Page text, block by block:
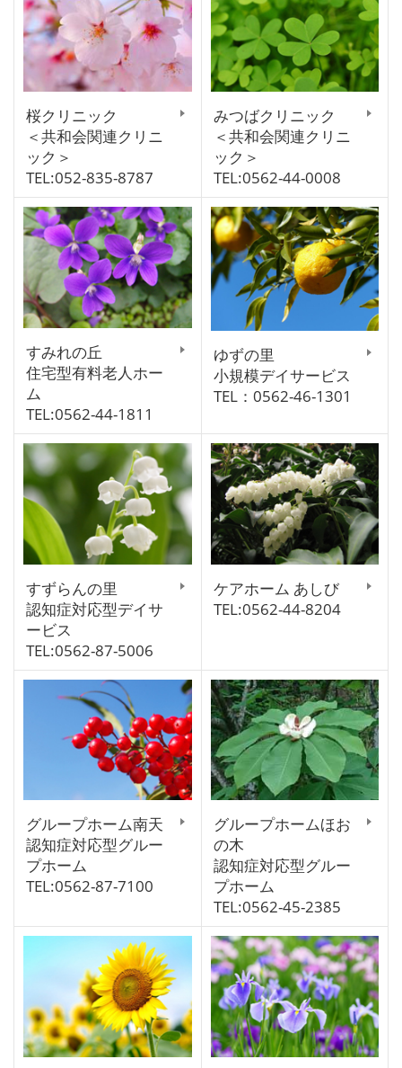
桜クリニック
＜共和会関連クリニ
ック＞
TEL:052-835-8787
みつばクリニック
＜共和会関連クリニ
ック＞
TEL:0562-44-0008
すみれの丘
住宅型有料老人ホー
ム
TEL:0562-44-1811
ゆずの里
小規模デイサービス
TEL：0562-46-1301
すずらんの里
認知症対応型デイサ
ービス
TEL:0562-87-5006
ケアホーム あしび
TEL:0562-44-8204
グループホーム南天
認知症対応型グルー
プホーム
TEL:0562-87-7100
グループホームほお
の木
認知症対応型グルー
プホーム
TEL:0562-45-2385